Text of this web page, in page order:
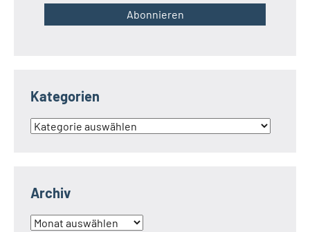
Kategorien
Kategorien
Archiv
Archiv